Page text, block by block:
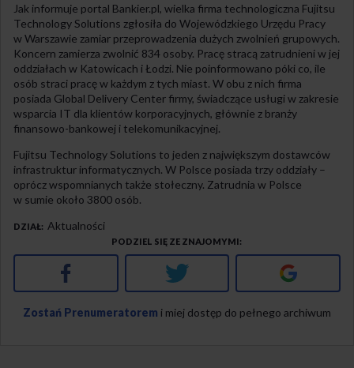
Jak informuje portal Bankier.pl, wielka firma technologiczna Fujitsu
Technology Solutions zgłosiła do Wojewódzkiego Urzędu Pracy
w Warszawie zamiar przeprowadzenia dużych zwolnień grupowych.
Koncern zamierza zwolnić 834 osoby. Pracę stracą zatrudnieni w jej
oddziałach w Katowicach i Łodzi. Nie poinformowano póki co, ile
osób straci pracę w każdym z tych miast. W obu z nich firma
posiada Global Delivery Center firmy, świadczące usługi w zakresie
wsparcia IT dla klientów korporacyjnych, głównie z branży
finansowo-bankowej i telekomunikacyjnej.
Fujitsu Technology Solutions to jeden z największym dostawców
infrastruktur informatycznych. W Polsce posiada trzy oddziały –
oprócz wspomnianych także stołeczny. Zatrudnia w Polsce
w sumie około 3800 osób.
DZIAŁ Aktualności
PODZIEL SIĘ ZE ZNAJOMYMI
Facebook Twitter Google+
Zostań Prenumeratorem i miej dostęp do pełnego archiwum